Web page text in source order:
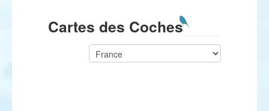
Cartes des Coches